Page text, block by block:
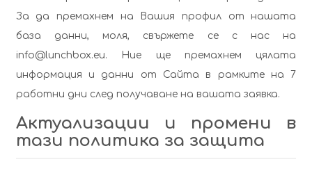
За да премахнем на Вашия профил от нашата
база данни, моля, свържете се с нас на
info@lunchbox.eu. Ние ще премахнем цялата
информация и данни от Сайта в рамките на 7
работни дни след получаване на вашата заявка.
Актуализации и промени в
тази политика за защита